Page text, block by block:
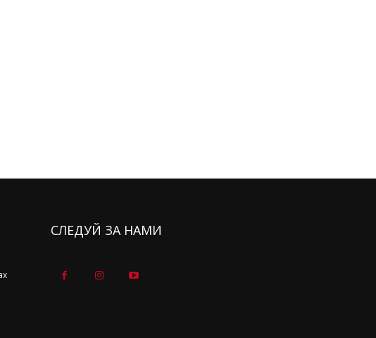
СЛЕДУЙ ЗА НАМИ